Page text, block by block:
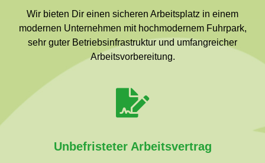
Wir bieten Dir einen sicheren Arbeitsplatz in einem
modernen Unternehmen mit hochmodernem Fuhrpark,
sehr guter Betriebsinfrastruktur und umfangreicher
Arbeitsvorbereitung.
Unbefristeter Arbeitsvertrag